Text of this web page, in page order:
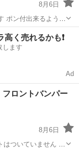
8月6日
ポン付出来るように
のでジャンクとして
ワゴンr
く売れるかも❗️
します
Ad
ロントバンパー
8月6日